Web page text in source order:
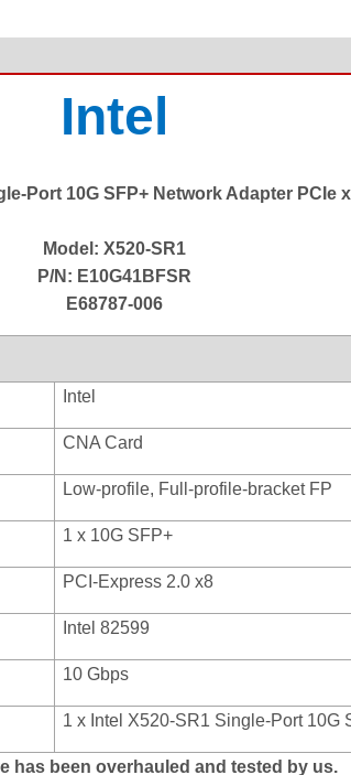
Intel
Port 10G SFP+ Network Adapter PCIe
Model: X520-SR1
P/N: E10G41BFSR
E68787-006
Intel
CNA Card
Low-profile, Full-profile-bracket FP
1 x 10G SFP+
PCI-Express 2.0 x8
Intel 82599
10 Gbps
1 x Intel X520-SR1 Single-Port 10G
has been overhauled and tested by us.